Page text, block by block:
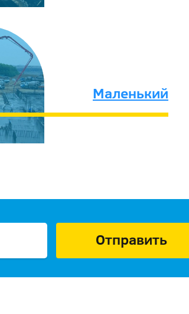
Маленький
Отправить